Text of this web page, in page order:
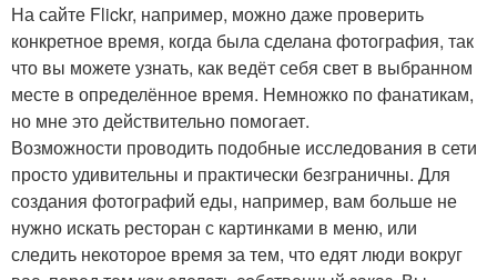
На сайте Flickr, например, можно даже проверить
конкретное время, когда была сделана фотография, так
что вы можете узнать, как ведёт себя свет в выбранном
месте в определённое время. Немножко по фанатикам,
но мне это действительно помогает.
Возможности проводить подобные исследования в сети
просто удивительны и практически безграничны. Для
создания фотографий еды, например, вам больше не
нужно искать ресторан с картинками в меню, или
следить некоторое время за тем, что едят люди вокруг